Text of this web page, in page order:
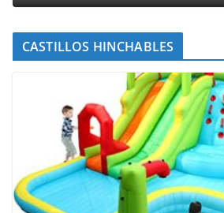
CASTILLOS HINCHABLES